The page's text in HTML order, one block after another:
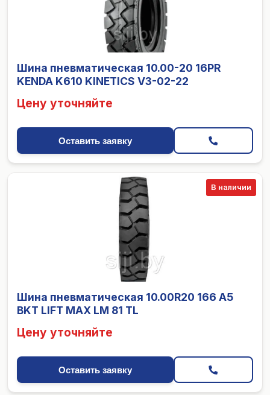
Шина пневматическая 10.00-20 16PR
KENDA K610 KINETICS V3-02-22
Цену уточняйте
Оставить заявку
В наличии
Шина пневматическая 10.00R20 166 A5
BKT LIFT MAX LM 81 TL
Цену уточняйте
Оставить заявку